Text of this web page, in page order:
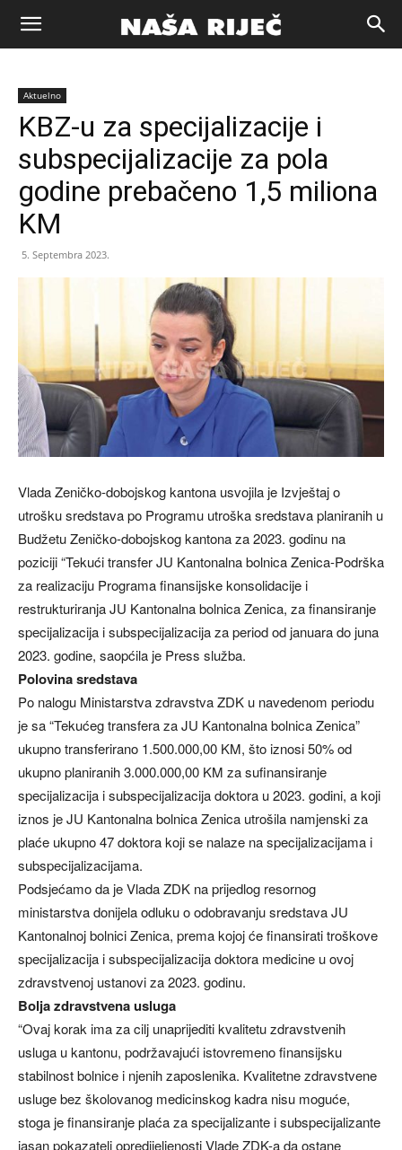
Naša
riječ
Aktuelno
KBZ-u za specijalizacije i
subspecijalizacije za pola
godine prebačeno 1,5 miliona
KM
5. Septembra 2023.
Vlada Zeničko-dobojskog kantona usvojila je Izvještaj o
utrošku sredstava po Programu utroška sredstava planiranih u
Budžetu Zeničko-dobojskog kantona za 2023. godinu na
poziciji “Tekući transfer JU Kantonalna bolnica Zenica-Podrška
za realizaciju Programa finansijske konsolidacije i
restrukturiranja JU Kantonalna bolnica Zenica, za finansiranje
specijalizacija i subspecijalizacija za period od januara do juna
2023. godine, saopćila je Press služba.
Polovina sredstava
Po nalogu Ministarstva zdravstva ZDK u navedenom periodu
je sa “Tekućeg transfera za JU Kantonalna bolnica Zenica”
ukupno transferirano 1.500.000,00 KM, što iznosi 50% od
ukupno planiranih 3.000.000,00 KM za sufinansiranje
specijalizacija i subspecijalizacija doktora u 2023. godini, a koji
iznos je JU Kantonalna bolnica Zenica utrošila namjenski za
plaće ukupno 47 doktora koji se nalaze na specijalizacijama i
subspecijalizacijama.
Podsjećamo da je Vlada ZDK na prijedlog resornog
ministarstva donijela odluku o odobravanju sredstava JU
Kantonalnoj bolnici Zenica, prema kojoj će finansirati troškove
specijalizacija i subspecijalizacija doktora medicine u ovoj
zdravstvenoj ustanovi za 2023. godinu.
Bolja zdravstvena usluga
“Ovaj korak ima za cilj unaprijediti kvalitetu zdravstvenih
usluga u kantonu, podržavajući istovremeno finansijsku
stabilnost bolnice i njenih zaposlenika. Kvalitetne zdravstvene
usluge bez školovanog medicinskog kadra nisu moguće,
stoga je finansiranje plaća za specijalizante i subspecijalizante
jasan pokazatelj opredijeljenosti Vlade ZDK-a da ostane